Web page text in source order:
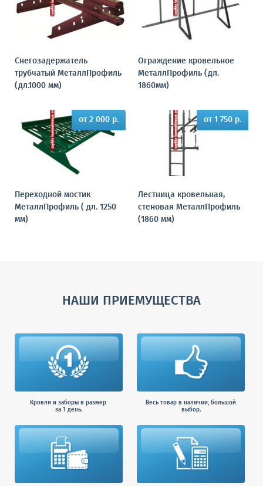
Снегозадержатель
трубчатый МеталлПрофиль
(дл.1000 мм)
Ограждение кровельное
МеталлПрофиль (дл.
1860мм)
от 2 000 р.
Переходной мостик
МеталлПрофиль ( дл. 1250
мм)
от 1 750 р.
Лестница кровельная,
стеновая МеталлПрофиль
(1860 мм)
НАШИ ПРИЕМУЩЕСТВА
Кровли и заборы в размер
за 1 день.
Весь товар в наличии, большой
выбор.